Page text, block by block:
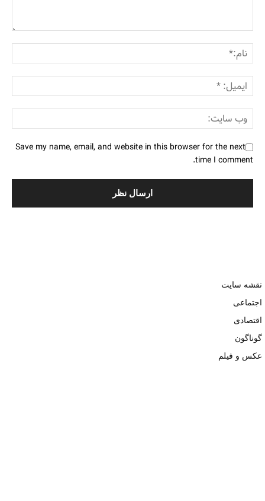
Save my name, email, and website in this browser for the next
time I comment.
نقشه سایت
اجتماعی
اقتصادی
گوناگون
عکس و فیلم